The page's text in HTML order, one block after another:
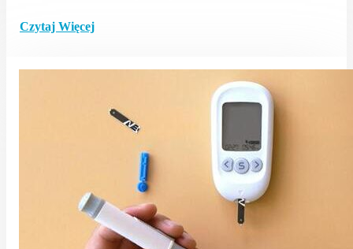
Czytaj Więcej